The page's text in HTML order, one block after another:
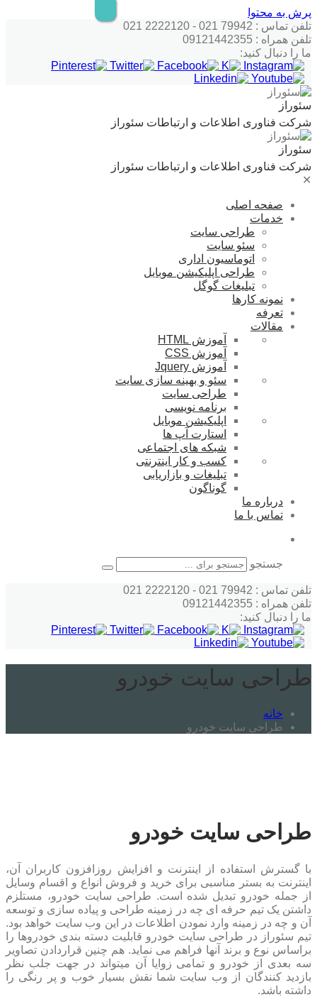
پرش به محتوا
تلفن تماس : 79942 021 - 2222120 021
تلفن همراه : 09121442355
ما را دنبال کنید:
سئوراز
شرکت فناوری اطلاعات و ارتباطات سئوراز
سئوراز
شرکت فناوری اطلاعات و ارتباطات سئوراز
✕
صفحه اصلی
خدمات
طراحی سایت
سئو سایت
اتوماسیون اداری
طراحی اپلیکیشن موبایل
تبلیغات گوگل
نمونه کارها
تعرفه
مقالات
آموزش HTML
آموزش CSS
آموزش Jquery
سئو و بهینه سازی سایت
طراحی سایت
برنامه نویسی
اپلیکیشن موبایل
استارت آپ ها
شبکه های اجتماعی
کسب و کار اینترنتی
تبلیغات و بازاریابی
گوناگون
درباره ما
تماس با ما
جستجو
تلفن تماس : 79942 021 - 2222120 021
تلفن همراه : 09121442355
ما را دنبال کنید:
طراحی سایت خودرو
خانه
طراحی سایت خودرو
طراحی سایت خودرو
با گسترش استفاده از اینترنت و افزایش روزافزون کاربران آن،
اینترنت به بستر مناسبی برای خرید و فروش انواع و اقسام وسایل
از جمله خودرو تبدیل شده است. طراحی سایت خودرو، مستلزم
داشتن یک تیم حرفه ای چه در زمینه طراحی و پیاده سازی و توسعه
آن و چه در زمینه وارد نمودن اطلاعات در این وب سایت خواهد بود.
تیم سئوراز در طراحی سایت خودرو قابلیت دسته بندی خودروها را
براساس نوع و برند آنها فراهم می نماید. هم چنین قراردادن تصاویر
سه بعدی از خودرو و تمامی زوایا آن میتواند در جهت جلب نظر
بازدید کنندگان از وب سایت شما نقش بسیار خوب و پر رنگی را
داشته باشد.